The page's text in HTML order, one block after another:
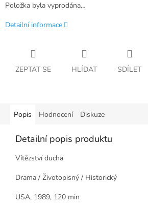
Položka byla vyprodána…
Detailní informace
ZEPTAT SE HLÍDAT SDÍLET
Popis Hodnocení Diskuze
Detailní popis produktu
Vítězství ducha
Drama / Životopisný / Historický
USA, 1989, 120 min